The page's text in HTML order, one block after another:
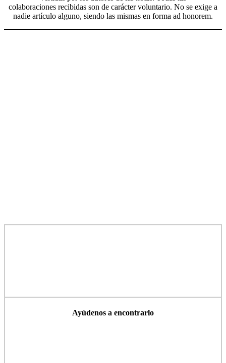
colaboraciones recibidas son de carácter voluntario. No se exige a
nadie artículo alguno, siendo las mismas en forma ad honorem.
Ayúdenos a encontrarlo